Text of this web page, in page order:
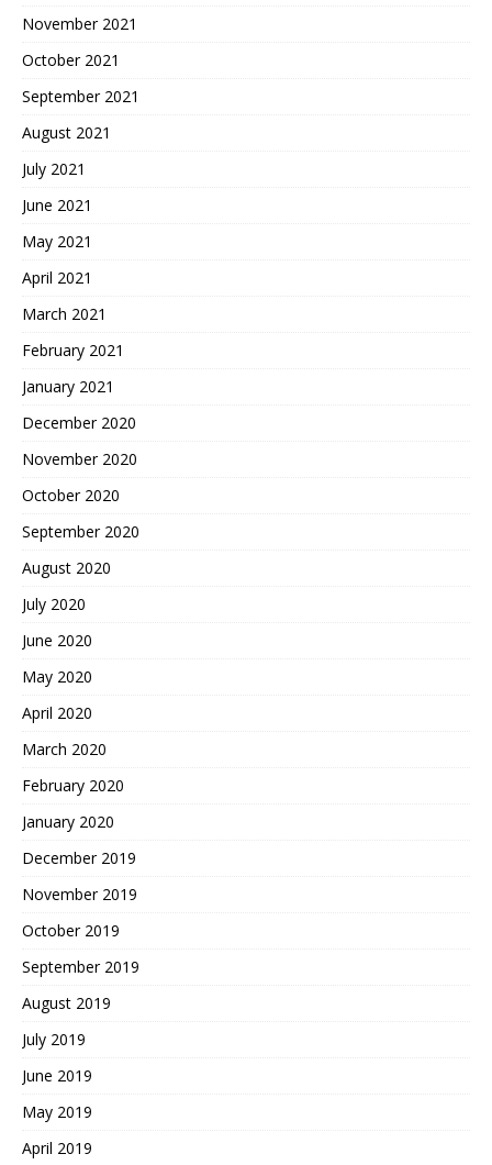
November 2021
October 2021
September 2021
August 2021
July 2021
June 2021
May 2021
April 2021
March 2021
February 2021
January 2021
December 2020
November 2020
October 2020
September 2020
August 2020
July 2020
June 2020
May 2020
April 2020
March 2020
February 2020
January 2020
December 2019
November 2019
October 2019
September 2019
August 2019
July 2019
June 2019
May 2019
April 2019